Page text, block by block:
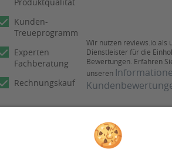
Kunden-
Treueprogramm
Experten
Fachberatung
Rechnungskauf
Wir nutzen reviews.io als
Dienstleister für die
Bewertungen. Erfahren
unseren